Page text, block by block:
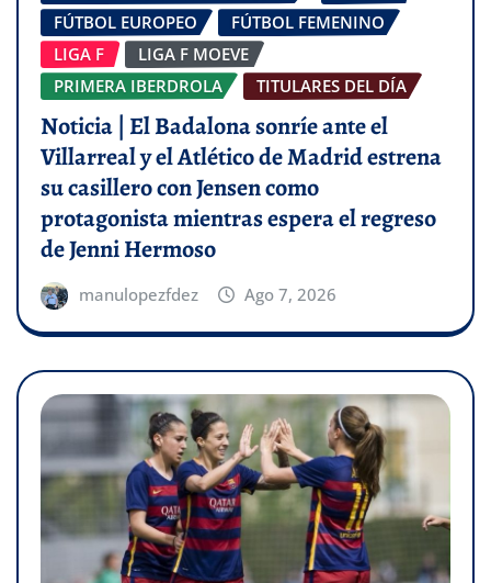
FÚTBOL EUROPEO
FÚTBOL FEMENINO
LIGA F
LIGA F MOEVE
PRIMERA IBERDROLA
TITULARES DEL DÍA
Noticia | El Badalona sonríe ante el
Villarreal y el Atlético de Madrid estrena
su casillero con Jensen como
protagonista mientras espera el regreso
de Jenni Hermoso
manulopezfdez Ago 7, 2026